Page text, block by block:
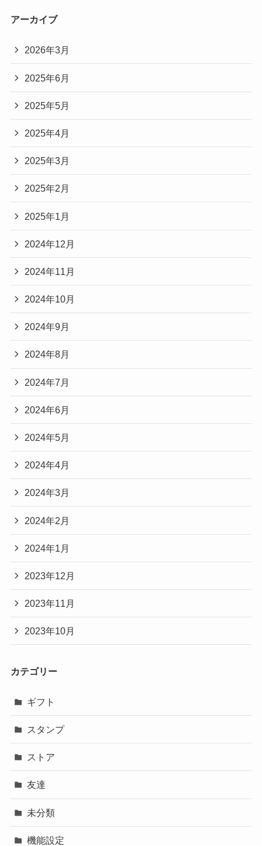
アーカイブ
2026年3月
2025年6月
2025年5月
2025年4月
2025年3月
2025年2月
2025年1月
2024年12月
2024年11月
2024年10月
2024年9月
2024年8月
2024年7月
2024年6月
2024年5月
2024年4月
2024年3月
2024年2月
2024年1月
2023年12月
2023年11月
2023年10月
カテゴリー
ギフト
スタンプ
ストア
友達
未分類
機能設定